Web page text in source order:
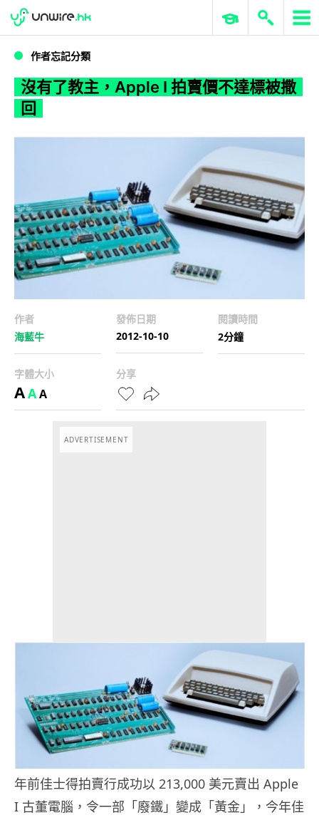
沒有了教主，Apple I 拍賣價不達標被撒回
WWDC 2026 ERP 與商業 AI
作者忘記分類
沒有了教主，Apple I 拍賣價不達標被撒
回
作者
海藍牛
發佈日期
2012-10-10
閱讀時間
2分鐘
字體大小
AAA
分享
ADVERTISEMENT
年前佳士得拍賣行成功以 213,000 美元賣出 Apple
I 古董電腦，令一部「廢鐵」變成「黃金」，今年佳